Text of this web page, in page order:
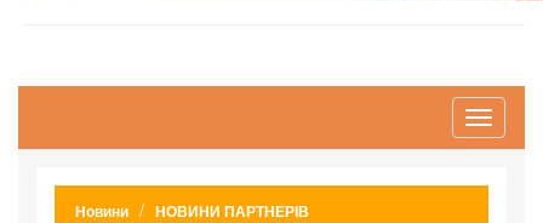
Toggle
Новини НОВИНИ ПАРТНЕРІВ